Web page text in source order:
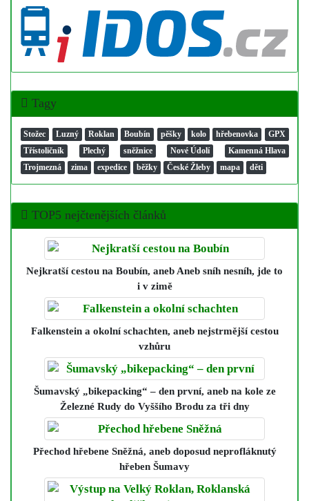
Tagy
Stožec Luzný Roklan Boubín pěšky kolo hřebenovka
GPX
Třístoličník
Plechý sněžnice Nové Údolí
Kamenná Hlava
Trojmezná
zima expedice běžky České Žleby mapa děti
TOP5 nejčtenějších článků
Nejkratší cestou na Boubín, aneb Aneb sníh nesníh, jde to
i v zimě
Falkenstein a okolní schachten, aneb nejstrmější cestou
vzhůru
Šumavský „bikepacking“ – den první, aneb na kole ze
Železné Rudy do Vyššího Brodu za tři dny
Přechod hřebene Sněžná, aneb doposud neprofláknutý
hřeben Šumavy